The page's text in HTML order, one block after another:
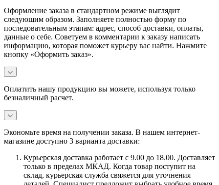
Оформление заказа в стандартном режиме выглядит
следующим образом. Заполняете полностью форму по
последовательным этапам: адрес, способ доставки, оплаты,
данные о себе. Советуем в комментарии к заказу написать
информацию, которая поможет курьеру вас найти. Нажмите
кнопку «Оформить заказ».
Оплатить нашу продукцию вы можете, используя только
безналичный расчет.
Экономьте время на получении заказа. В нашем интернет-
магазине доступно 3 варианта доставки:
Курьерская доставка работает с 9.00 до 18.00. Доставляет
только в пределах МКАД. Когда товар поступит на
склад, курьерская служба свяжется для уточнения